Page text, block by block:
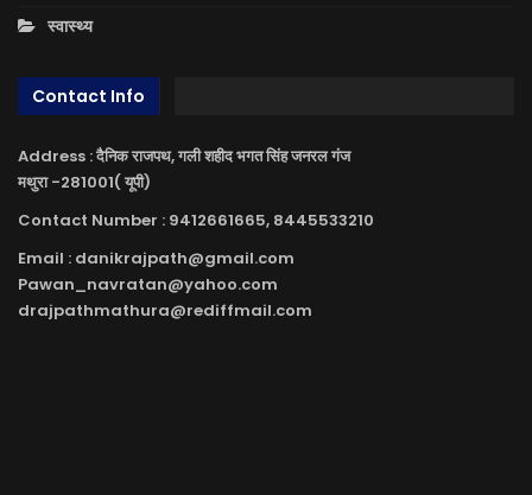
स्वास्थ्य
Contact Info
Address : दैनिक राजपथ, गली शहीद भगत सिंह जनरल गंज
मथुरा -281001( यूपी)
Contact Number : 9412661665, 8445533210
Email : danikrajpath@gmail.com
Pawan_navratan@yahoo.com
drajpathmathura@rediffmail.com